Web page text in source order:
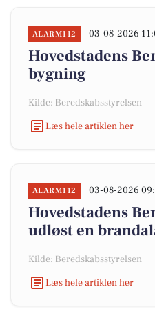
ALARM112 03-08-2026
Hovedstadens
bygning
Kilde: Beredskabsstyrelsen
Læs hele artiklen her
ALARM112 03-08-2026
Hovedstadens
udløst en
Kilde: Beredskabsstyrelsen
Læs hele artiklen her